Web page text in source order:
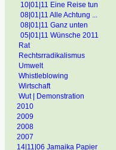
10|01|11 Eine Reise tun
08|01|11 Alle Achtung ...
08|01|11 Ganz unten
05|01|11 Wünsche 2011
Rat
Rechtsrradikalismus
Umwelt
Whistleblowing
Wirtschaft
Wut | Demonstration
2010
2009
2008
2007
14|11|06 Jamaika Papier